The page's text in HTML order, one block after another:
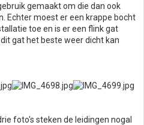
gemaakt om die dan ook
Echter moest er een krappe bocht
toe en is er een flink gat
gat het beste weer dicht kan
foto's steken de leidingen nogal